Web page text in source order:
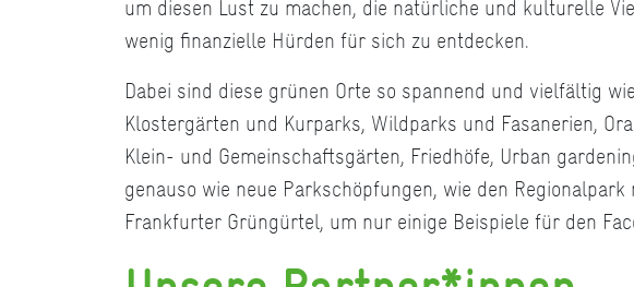
um diesen Lust zu machen, die natürliche und kulturelle
wenig finanzielle Hürden für sich zu entdecken.
Dabei sind diese grünen Orte so spannend und vielfältig
Klostergärten und Kurparks, Wildparks und Fasanerien,
Klein- und Gemeinschaftsgärten, Friedhöfe, Urban
genauso wie neue Parkschöpfungen, wie den
Frankfurter Grüngürtel, um nur einige Beispiele für den